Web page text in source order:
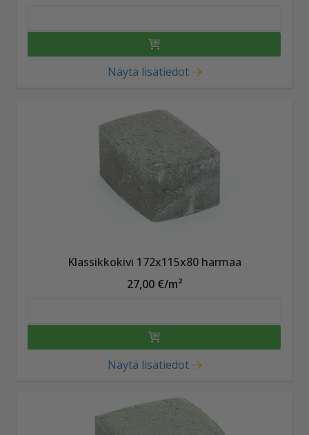
Näytä lisätiedot
Klassikkokivi 172x115x80 harmaa
27,00 €/m²
Näytä lisätiedot